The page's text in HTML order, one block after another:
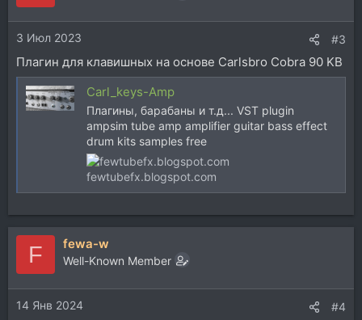
3 Июл 2023 #3
Плагин для клавишных на основе Carlsbro Cobra 90 KB
Carl_keys-Amp
Плагины, барабаны и т.д... VST plugin
ampsim tube amp amplifier guitar bass effect
drum kits samples free
fewtubefx.blogspot.com
F fewa-w
Well-Known Member
14 Янв 2024 #4